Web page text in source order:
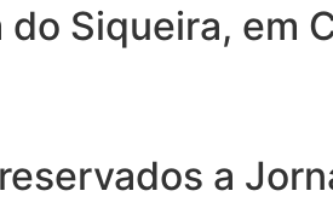
do Siqueira, em
a